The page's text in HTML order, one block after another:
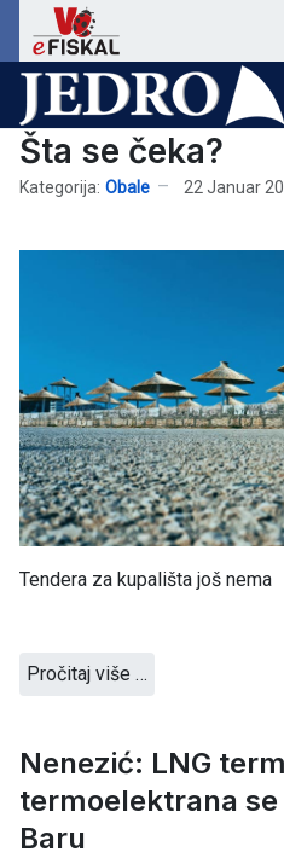
Šta se čeka?
Kategorija: Obale 22 Januar
Tendera za kupališta još nema
Pročitaj više …
Nenezić: LNG
termoelektrana
Baru